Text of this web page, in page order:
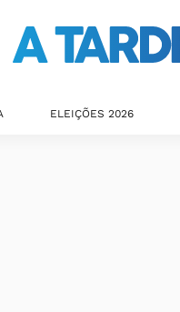
ELEIÇÕES 2026